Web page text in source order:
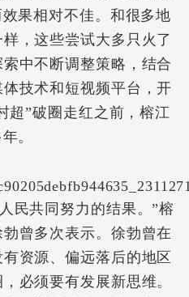
果相对不佳。和很多地
，这些尝试大多只火了
中不断调整策略，结合
技术和短视频平台，开
超”破圈走红之前，榕江
。
民共同努力的结果。”榕
曾多次表示。徐勃曾在
资源、偏远落后的地区
必须要有发展新思维。